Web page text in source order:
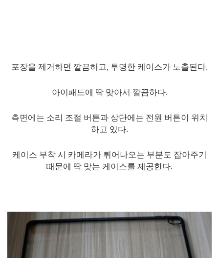
포장을 제거하면 깔끔하고, 투명한 케이스가 노출된다.
아이패드에 딱 맞아서 깔끔하다.
측면에는 소리 조절 버튼과 상단에는 전원 버튼이 위치
하고 있다.
케이스 부착 시 카메라가 튀어나오는 부분도 잡아주기
때문에 딱 맞는 케이스를 제공한다.